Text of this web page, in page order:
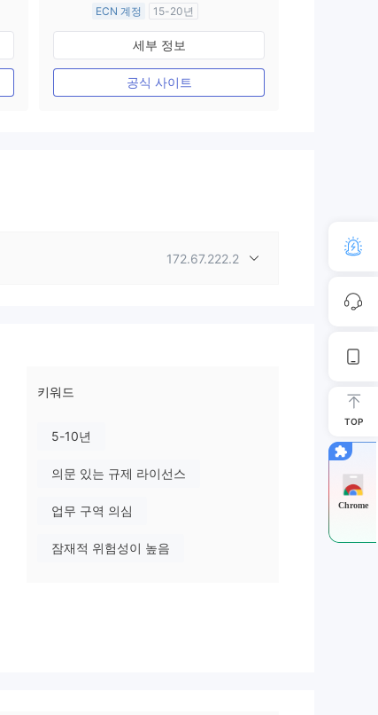
ECN 계정
15-20년
호주 규제
외환 거래 라이선스 (MM)
마스터 레이블 MT4
세부 정보
공식 사이트
172.67.222.2
키워드
5-10년
의문 있는 규제 라이선스
업무 구역 의심
잠재적 위험성이 높음
TOP
Chrome